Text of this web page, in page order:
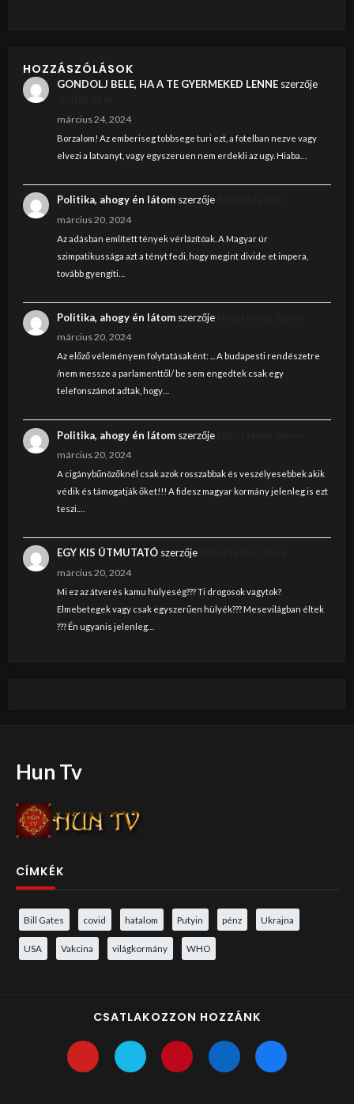
HOZZÁSZÓLÁSOK
GONDOLJ BELE, HA A TE GYERMEKED LENNEszerzője
március 24, 2024
Borzalom! Az emberiseg tobbsege turi ezt, a fotelban nezve vagy
elvezi a latvanyt, vagy egyszeruen nem erdekli az ugy. Hiaba…
Politika, ahogy én látomszerzője
március 20, 2024
Az adásban említett tények vérlázítóak. A Magyar úr
szimpatikussága azt a tényt fedi, hogy megint divide et impera,
tovább gyengíti…
Politika, ahogy én látomszerzője
március 20, 2024
Az előző véleményem folytatásaként: ... A budapesti rendészetre
/nem messze a parlamenttől/ be sem engedtek csak egy
telefonszámot adtak, hogy…
Politika, ahogy én látomszerzője
március 20, 2024
A cigánybűnözőknél csak azok rosszabbak és veszélyesebbek akik
védik és támogatják őket!!! A fidesz magyar kormány jelenleg is ezt
teszi.…
EGY KIS ÚTMUTATÓszerzője
március 20, 2024
Mi ez az átverés kamu hülyeség??? Ti drogosok vagytok?
Elmebetegek vagy csak egyszerűen hülyék??? Mesevilágban éltek
??? Én ugyanis jelenleg…
Hun Tv
CÍMKÉK
Bill Gates covid hatalom Putyin pénz Ukrajna
USA Vakcina világkormány WHO
CSATLAKOZZON HOZZÁNK